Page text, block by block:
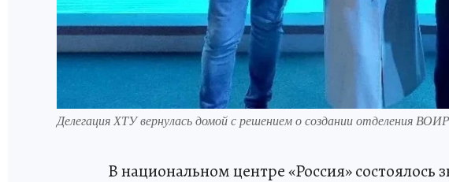
Делегация ХТУ вернулась домой с решением о создании отделения
В национальном центре «Россия» состоялось